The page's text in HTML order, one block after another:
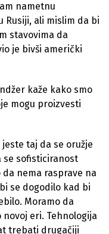
nametnu
Rusiji, ali mislim da bi
stavovima da
je bivši američki
kaže kako smo
mogu proizvesti
taj da se oružje
se sofisticiranost
da nema rasprave na
se dogodilo kad bi
Moramo da
eri. Tehnologija
trebati drugačiji